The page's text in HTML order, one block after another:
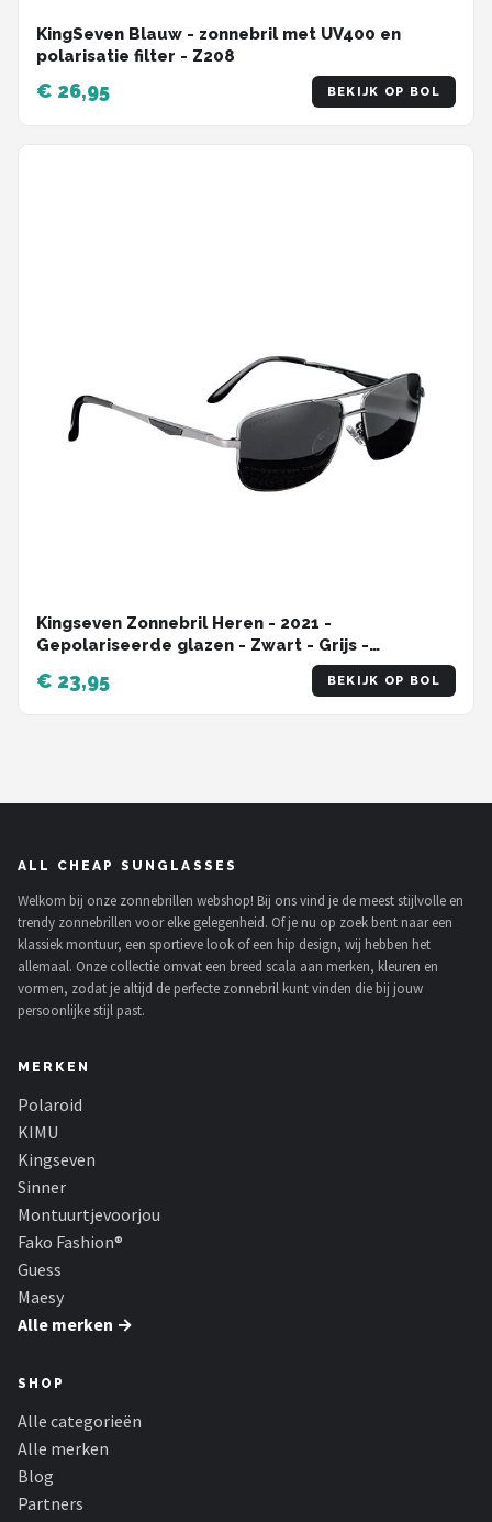
KingSeven Blauw - zonnebril met UV400 en
polarisatie filter - Z208
€ 26,95 BEKIJK OP BOL
Kingseven Zonnebril Heren - 2021 -
Gepolariseerde glazen - Zwart - Grijs -
€ 23,95 BEKIJK OP BOL
ALL CHEAP SUNGLASSES
Welkom bij onze zonnebrillen webshop! Bij ons vind je de meest stijlvolle en
trendy zonnebrillen voor elke gelegenheid. Of je nu op zoek bent naar een
klassiek montuur, een sportieve look of een hip design, wij hebben het
allemaal. Onze collectie omvat een breed scala aan merken, kleuren en
vormen, zodat je altijd de perfecte zonnebril kunt vinden die bij jouw
persoonlijke stijl past.
MERKEN
Polaroid
KIMU
Kingseven
Sinner
Montuurtjevoorjou
Fako Fashion®
Guess
Maesy
Alle merken →
SHOP
Alle categorieën
Alle merken
Blog
Partners